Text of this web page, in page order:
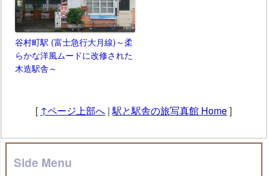
谷村町駅 (富士急行大月線)～柔
らかな洋風ムードに改修された
木造駅舎～
[ ↑ページ上部へ |駅と駅舎の旅写真館 Home]
Side Menu